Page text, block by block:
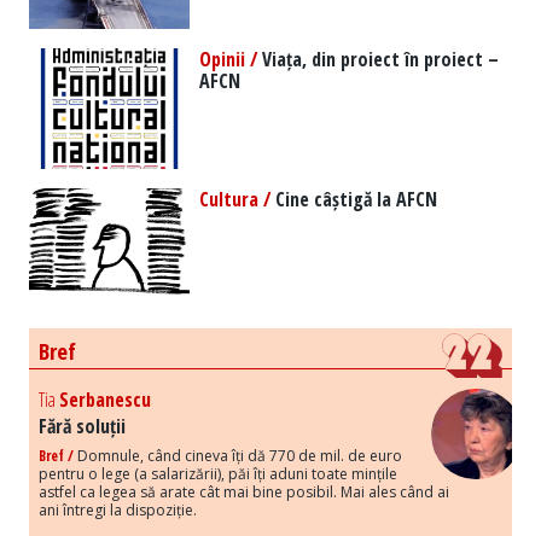
Opinii /Viața, din proiect în proiect –
AFCN
Cultura /Cine câștigă la AFCN
Bref
Tia Serbanescu
Fără soluții
Bref / Domnule, când cineva îți dă 770 de mil. de euro
pentru o lege (a salarizării), păi îți aduni toate mințile
astfel ca legea să arate cât mai bine posibil. Mai ales când ai
ani întregi la dispoziție.